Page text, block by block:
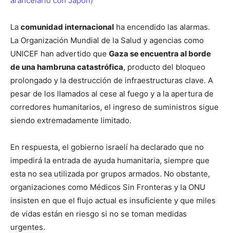
La comunidad internacional ha encendido las alarmas.
La Organización Mundial de la Salud y agencias como
UNICEF han advertido que Gaza se encuentra al borde
de una hambruna catastrófica, producto del bloqueo
prolongado y la destrucción de infraestructuras clave. A
pesar de los llamados al cese al fuego y a la apertura de
corredores humanitarios, el ingreso de suministros sigue
siendo extremadamente limitado.
En respuesta, el gobierno israelí ha declarado que no
impedirá la entrada de ayuda humanitaria, siempre que
esta no sea utilizada por grupos armados. No obstante,
organizaciones como Médicos Sin Fronteras y la ONU
insisten en que el flujo actual es insuficiente y que miles
de vidas están en riesgo si no se toman medidas
urgentes.